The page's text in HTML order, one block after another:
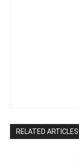
RELATED ARTICLES